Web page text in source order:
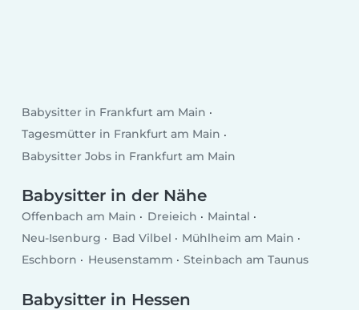
Babysitter in Frankfurt am Main
Tagesmütter in Frankfurt am Main
Babysitter Jobs in Frankfurt am Main
Babysitter in der Nähe
Offenbach am Main Dreieich
Maintal
Neu-Isenburg
Bad Vilbel
Mühlheim am Main
Eschborn
Heusenstamm Steinbach am Taunus
Babysitter in Hessen